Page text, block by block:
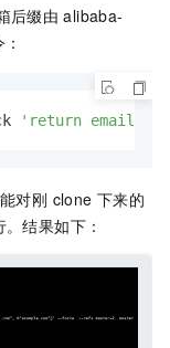
后缀由 alibaba-
'return
对刚 clone 下来的
结果如下：